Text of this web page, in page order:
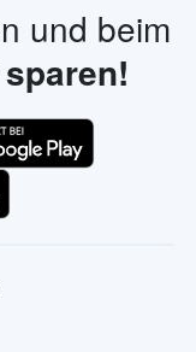
und beim